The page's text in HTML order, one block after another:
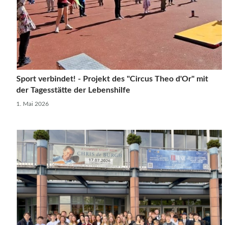
Sport verbindet! - Projekt des "Circus Theo d'Or" mit
der Tagesstätte der Lebenshilfe
1. Mai 2026